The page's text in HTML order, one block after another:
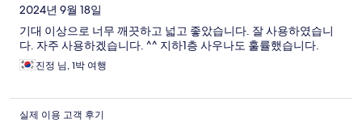
2024년 9월 18일
기대 이상으로 너무 깨끗하고 넓고 좋았습니다. 잘 사용하였습니
다. 자주 사용하겠습니다. ^^ 지하1층 사우나도 훌률했습니다.
진정 님, 1박 여행
실제 이용 고객 후기